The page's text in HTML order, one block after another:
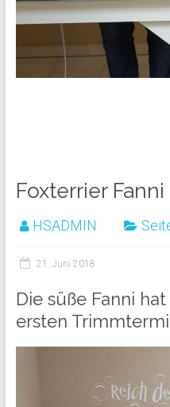
Foxterrier Fanni
HSADMIN
21. Juni 2018
Die süße Fanni
ersten